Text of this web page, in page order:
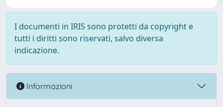
I documenti in IRIS sono protetti da copyright e
tutti i diritti sono riservati, salvo diversa
indicazione.
Informazioni